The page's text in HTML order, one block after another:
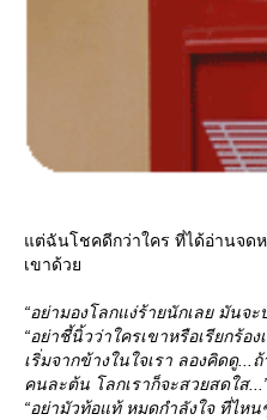
ต่ฉันโชคดีกว่าใคร ที่ได้อ่านจดห
เขาด้ว
“อย่ามองโลกแง่ร้ายนักเลย มันจ
“อย่าชี้นิ้วว่าใครเขาหรือเรียกร้อ
เริ่มจากข้างในใจเรา ลองคิดดู
คนละต้น โลกเราก็จะสวยสดใส
“อย่ามัวท้อแท้ หมดกำลังใจ ที่ไห